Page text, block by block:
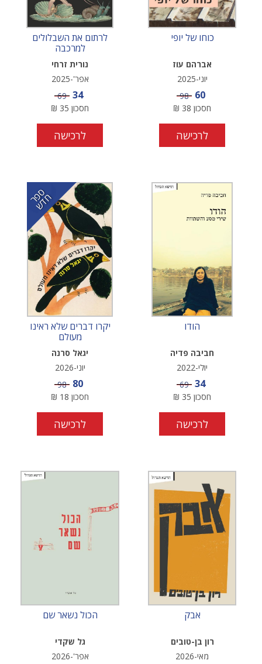
כוחו של יופי
אברהם עוז
יוני-2025
מחיר מבצע
60 מחיר
98
חסכון 38
₪
לרכישה
לרתום את השבלולים
למרכבה
נורית זרחי
אפר'-2025
מחיר מבצע
34 מחיר
69
חסכון 35
₪
לרכישה
הודו
חביבה פדיה
יולי-2022
מחיר מבצע
34 מחיר
69
חסכון 35
₪
לרכישה
ס
פ
ר
ח
ד
ש
יקרו דברים שלא ראינו
מעולם
יגאל סרנה
יוני-2026
מחיר מבצע
80 מחיר
98
חסכון 18
₪
לרכישה
אבק
רון בן-טובים
מאי-2026
הכול נשאר שם
גל שקדי
אפר'-2026